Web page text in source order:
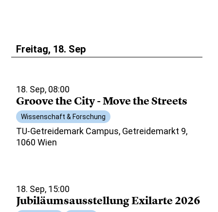
Freitag, 18. Sep
18. Sep, 08:00
Groove the City - Move the Streets
Wissenschaft & Forschung
TU-Getreidemark Campus, Getreidemarkt 9,
1060 Wien
18. Sep, 15:00
Jubiläumsausstellung Exilarte 2026